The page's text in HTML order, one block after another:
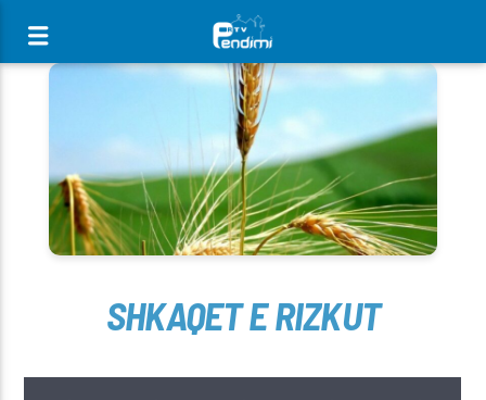
[There are no radio stations in the database]
SHKAQET E RIZKUT